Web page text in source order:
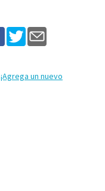
¡Agrega un nuevo